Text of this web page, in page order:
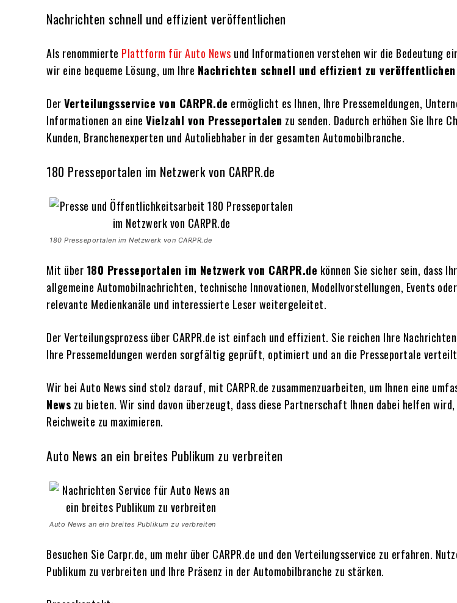
Nachrichten schnell und effizient veröffentlichen
Als renommierte Plattform für Auto News und Informationen verstehen wir die Bedeutung
wir eine bequeme Lösung, um Ihre Nachrichten schnell und effizient zu veröffentlichen
DerVerteilungsservice von CARPR.de ermöglicht es Ihnen, Ihre Pressemeldungen,
Informationen an eine Vielzahl von Presseportalen zu senden. Dadurch erhöhen Sie Ihre
Kunden, Branchenexperten und Autoliebhaber in der gesamten Automobilbranche.
180 Presseportalen im Netzwerk von CARPR.de
180 Presseportalen im Netzwerk von CARPR.de
Mit über 180 Presseportalen im Netzwerk von CARPR.de können Sie sicher sein, dass
allgemeine Automobilnachrichten, technische Innovationen, Modellvorstellungen, Events
relevante Medienkanäle und interessierte Leser weitergeleitet.
Der Verteilungsprozess über CARPR.de ist einfach und effizient. Sie reichen Ihre
Ihre Pressemeldungen werden sorgfältig geprüft, optimiert und an die Presseportale
Wir bei Auto News sind stolz darauf, mit CARPR.de zusammenzuarbeiten, um Ihnen eine
News zu bieten. Wir sind davon überzeugt, dass diese Partnerschaft Ihnen dabei helfen
Reichweite zu maximieren.
Auto News an ein breites Publikum zu verbreiten
Auto News an ein breites Publikum zu verbreiten
Besuchen Sie Carpr.de, um mehr über CARPR.de und den Verteilungsservice zu erfahren.
Publikum zu verbreiten und Ihre Präsenz in der Automobilbranche zu stärken.